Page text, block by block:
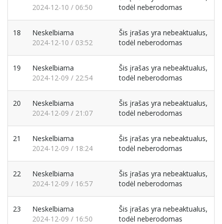
2024-12-10 / 06:50
todėl neberodomas
18
Neskelbiama
2024-12-10 / 03:52
Šis įrašas yra nebeaktualus,
todėl neberodomas
19
Neskelbiama
2024-12-09 / 22:54
Šis įrašas yra nebeaktualus,
todėl neberodomas
20
Neskelbiama
2024-12-09 / 21:07
Šis įrašas yra nebeaktualus,
todėl neberodomas
21
Neskelbiama
2024-12-09 / 18:24
Šis įrašas yra nebeaktualus,
todėl neberodomas
22
Neskelbiama
2024-12-09 / 16:57
Šis įrašas yra nebeaktualus,
todėl neberodomas
23
Neskelbiama
2024-12-09 / 16:50
Šis įrašas yra nebeaktualus,
todėl neberodomas